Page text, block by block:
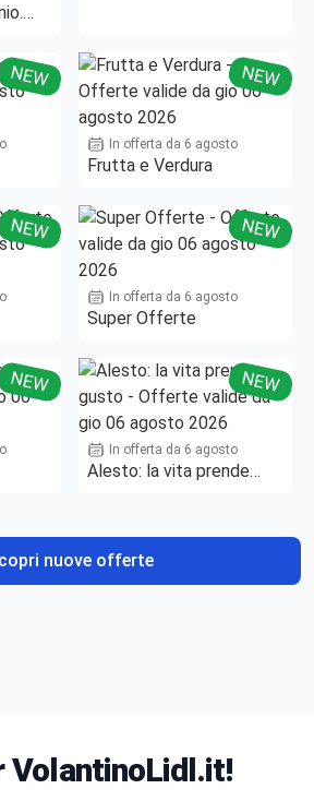
NEW NEW
In offerta da 6 agosto
Frutta e Verdura
NEW NEW
In offerta da 6 agosto
Super Offerte
NEW NEW
In offerta da 6 agosto
Alesto: la vita prende
nuove offerte